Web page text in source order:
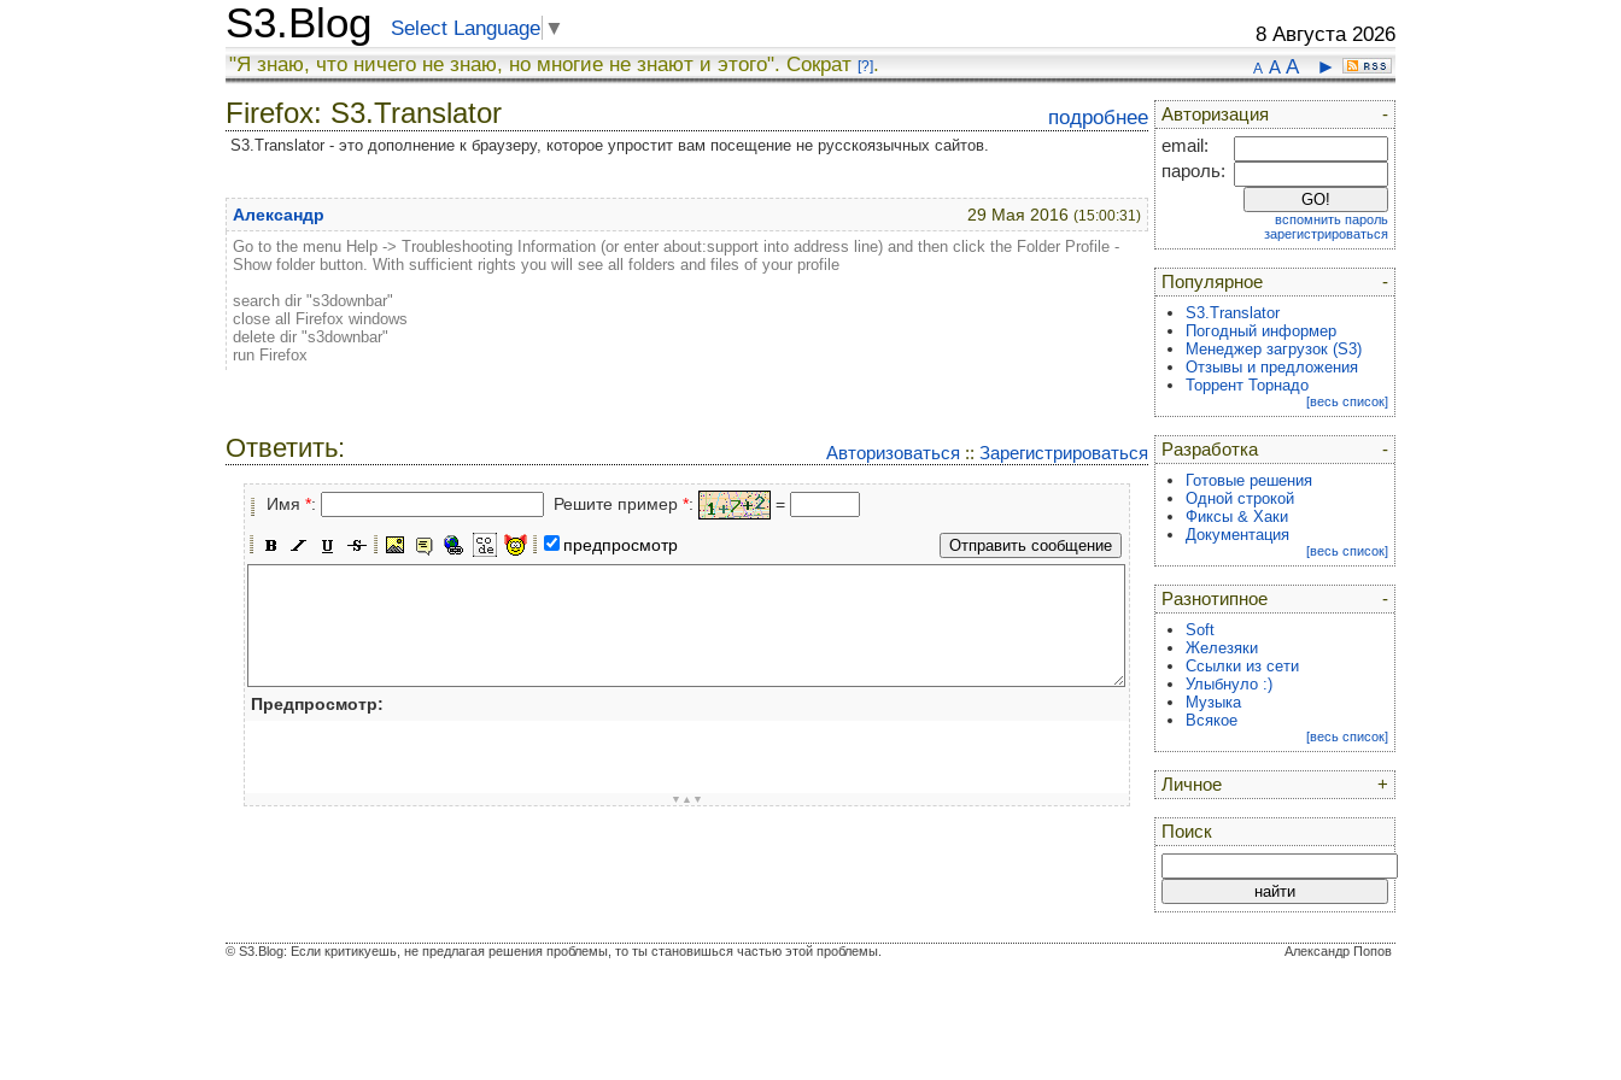
S3.Blog Select Language ▼ 8 Августа 2026
A A A ►
"Я знаю, что ничего не знаю, но многие не знают и этого". Сократ [?].
подробнее
Firefox: S3.Translator
S3.Translator - это дополнение к браузеру, которое упростит вам посещение не русскоязычных сайтов.
29 Мая 2016 (15:00:31)
Александр
Go to the menu Help -> Troubleshooting Information (or enter about:support into address line) and then click the Folder Profile -
Show folder button. With sufficient rights you will see all folders and files of your profile
search dir "s3downbar"
close all Firefox windows
delete dir "s3downbar"
run Firefox
Авторизоваться :: Зарегистрироваться
Ответить:
Имя *: Решите пример *: =
предпросмотр
Предпросмотр:
▼▲▼
-
Авторизация
email:
пароль:
вспомнить пароль
зарегистрироваться
-
Популярное
S3.Translator
Погодный информер
Менеджер загрузок (S3)
Отзывы и предложения
Торрент Торнадо
[весь список]
-
Разработка
Готовые решения
Одной строкой
Фиксы & Хаки
Документация
[весь список]
-
Разнотипное
Soft
Железяки
Ссылки из сети
Улыбнуло :)
Музыка
Всякое
[весь список]
+
Личное
Поиск
Александр Попов
© S3.Blog: Если критикуешь, не предлагая решения проблемы, то ты становишься частью этой проблемы.